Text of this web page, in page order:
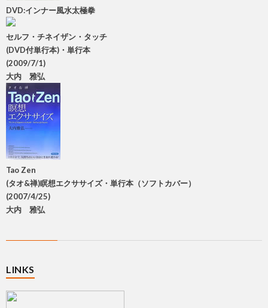
DVD:インナー風水太極拳
セルフ・チネイザン・タッチ
(DVD付単行本)・単行本
(2009/7/1)
大内 雅弘
Tao Zen
(タオ&禅)瞑想エクササイズ・単行本（ソフトカバー）
(2007/4/25)
大内 雅弘
LINKS